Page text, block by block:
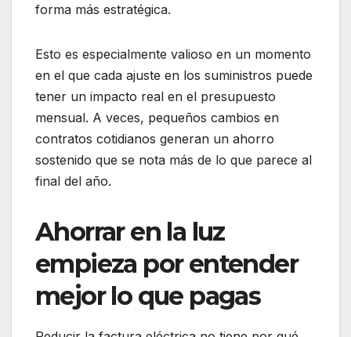
forma más estratégica.
Esto es especialmente valioso en un momento
en el que cada ajuste en los suministros puede
tener un impacto real en el presupuesto
mensual. A veces, pequeños cambios en
contratos cotidianos generan un ahorro
sostenido que se nota más de lo que parece al
final del año.
Ahorrar en la luz
empieza por entender
mejor lo que pagas